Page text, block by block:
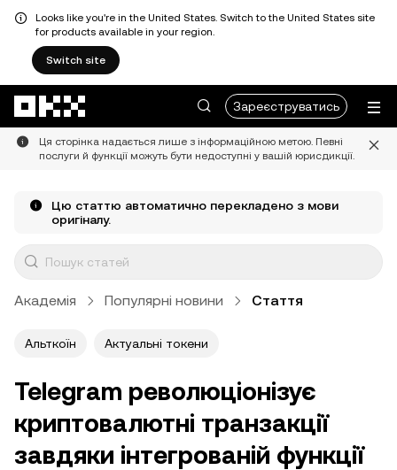
Looks like you're in the United States. Switch to the United States site
for products available in your region.
Switch site
Зареєструватись
Ця сторінка надається лише з інформаційною метою. Певні
послуги й функції можуть бути недоступні у вашій юрисдикції.
Цю статтю автоматично перекладено з мови
оригіналу.
Академія Популярні новини Стаття
Альткоїн Актуальні токени
Telegram революціонізує
криптовалютні транзакції
завдяки інтегрованій функції